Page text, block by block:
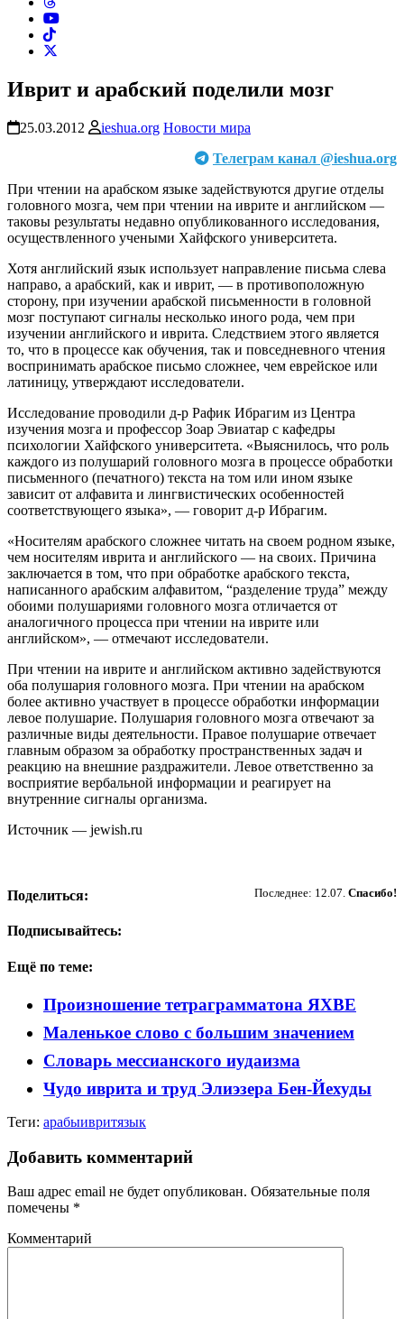
Иврит и арабский поделили мозг
25.03.2012 ieshua.org Новости мира
Телеграм канал @ieshua.org
При чтении на арабском языке задействуются другие отделы
головного мозга, чем при чтении на иврите и английском —
таковы результаты недавно опубликованного исследования,
осуществленного учеными Хайфского университета.
Хотя английский язык использует направление письма слева
направо, а арабский, как и иврит, — в противоположную
сторону, при изучении арабской письменности в головной
мозг поступают сигналы несколько иного рода, чем при
изучении английского и иврита. Следствием этого является
то, что в процессе как обучения, так и повседневного чтения
воспринимать арабское письмо сложнее, чем еврейское или
латиницу, утверждают исследователи.
Исследование проводили д-р Рафик Ибрагим из Центра
изучения мозга и профессор Зоар Эвиатар с кафедры
психологии Хайфского университета. «Выяснилось, что роль
каждого из полушарий головного мозга в процессе обработки
письменного (печатного) текста на том или ином языке
зависит от алфавита и лингвистических особенностей
соответствующего языка», — говорит д-р Ибрагим.
«Носителям арабского сложнее читать на своем родном языке,
чем носителям иврита и английского — на своих. Причина
заключается в том, что при обработке арабского текста,
написанного арабским алфавитом, “разделение труда” между
обоими полушариями головного мозга отличается от
аналогичного процесса при чтении на иврите или
английском», — отмечают исследователи.
При чтении на иврите и английском активно задействуются
оба полушария головного мозга. При чтении на арабском
более активно участвует в процессе обработки информации
левое полушарие. Полушария головного мозга отвечают за
различные виды деятельности. Правое полушарие отвечает
главным образом за обработку пространственных задач и
реакцию на внешние раздражители. Левое ответственно за
восприятие вербальной информации и реагирует на
внутренние сигналы организма.
Источник — jewish.ru
Последнее: 12.07. Спасибо!
Поделиться:
Подписывайтесь:
Ещё по теме:
Произношение тетраграмматона ЯХВЕ
Маленькое слово с большим значением
Словарь мессианского иудаизма
Чудо иврита и труд Элиэзера Бен-Йехуды
Теги: арабыивритязык
Добавить комментарий
Ваш адрес email не будет опубликован. Обязательные поля
помечены *
Комментарий